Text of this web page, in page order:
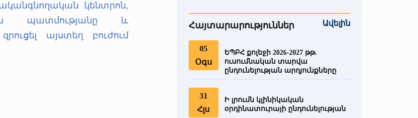
կենտրոն,
պատմությանը և
այստեղ բուժում
Հայտարարություններ Ավելին
05
Օգս
ԵՊԲՀ քոլեջի 2026-2027 թթ.
ուսումնական տարվա
ընդունելության արդյունքները
31
Հլս
Ի լրումն կլինիկական
օրդինատուրայի ընդունելության